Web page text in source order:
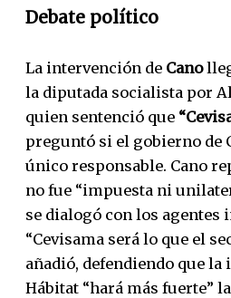
Debate político
La intervención de Cano
la diputada socialista por
quien sentenció que
preguntó si el gobierno de
único responsable. Cano
no fue “impuesta ni
se dialogó con los agentes
“Cevisama será lo que el
añadió, defendiendo que
Hábitat “hará más fuerte”